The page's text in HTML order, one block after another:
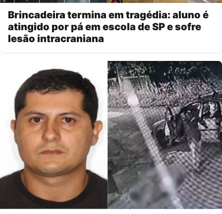
Brincadeira termina em tragédia: aluno é
atingido por pá em escola de SP e sofre
lesão intracraniana